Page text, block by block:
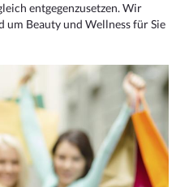
entgegenzusetzen. Wir
um Beauty und Wellness für Sie